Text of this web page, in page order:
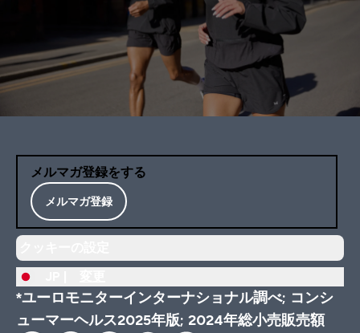
メルマガ登録をする
メルマガ登録
*ユーロモニターインターナショナル調べ; コンシ
ューマーヘルス2025年版; 2024年総小売販売額